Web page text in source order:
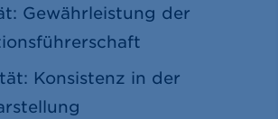
Gewährleistung der
Konsistenz in der